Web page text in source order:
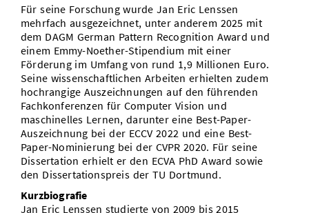
Für seine Forschung wurde Jan Eric Lenssen
mehrfach ausgezeichnet, unter anderem 2025 mit
dem DAGM German Pattern Recognition Award und
einem Emmy-Noether-Stipendium mit einer
Förderung im Umfang von rund 1,9 Millionen Euro.
Seine wissenschaftlichen Arbeiten erhielten zudem
hochrangige Auszeichnungen auf den führenden
Fachkonferenzen für Computer Vision und
maschinelles Lernen, darunter eine Best-Paper-
Auszeichnung bei der ECCV 2022 und eine Best-
Paper-Nominierung bei der CVPR 2020. Für seine
Dissertation erhielt er den ECVA PhD Award sowie
den Dissertationspreis der TU Dortmund.
Kurzbiografie
Jan Eric Lenssen studierte von 2009 bis 2015